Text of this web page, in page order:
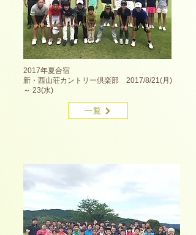
2017年夏合宿
新・西山荘カントリー倶楽部 2017/8/21(月)
～ 23(水)
一覧